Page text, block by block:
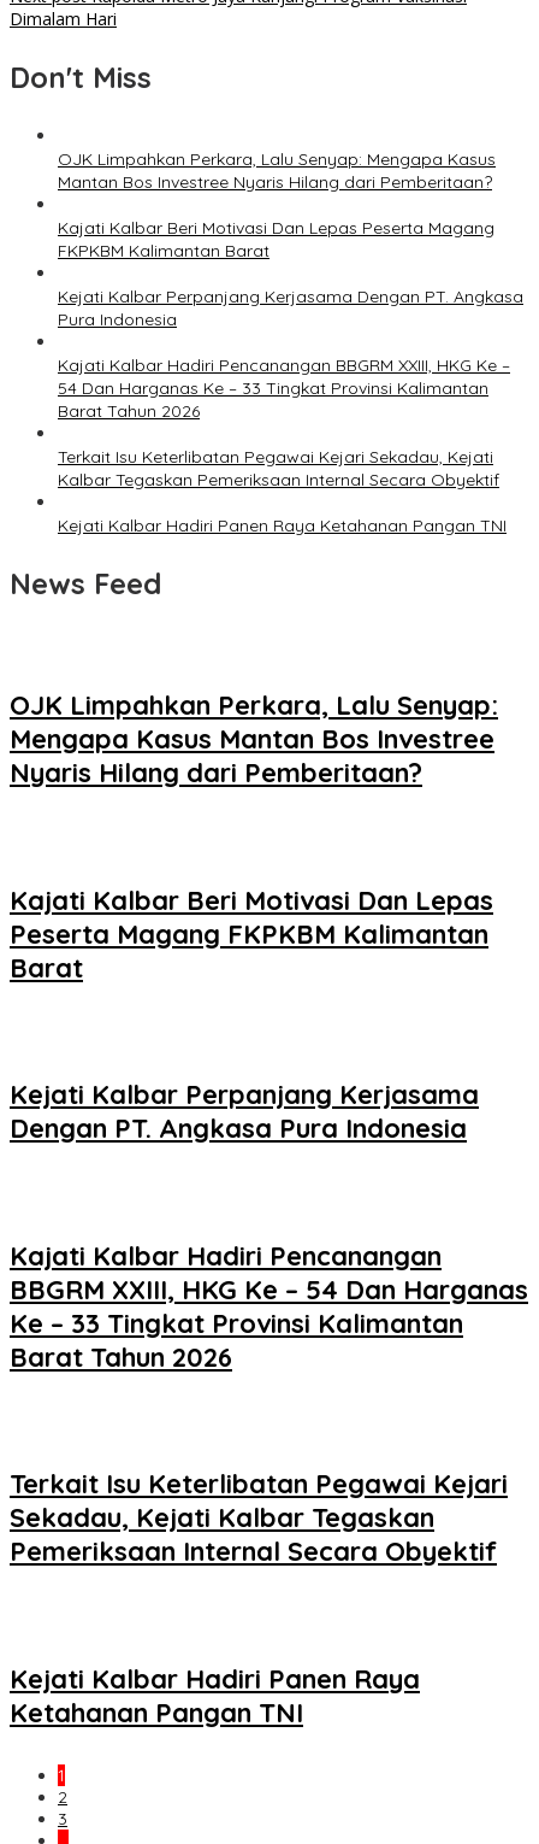
Dimalam Hari
Don't Miss
OJK Limpahkan Perkara, Lalu Senyap: Mengapa Kasus
Mantan Bos Investree Nyaris Hilang dari Pemberitaan?
Kajati Kalbar Beri Motivasi Dan Lepas Peserta Magang
FKPKBM Kalimantan Barat
Kejati Kalbar Perpanjang Kerjasama Dengan PT. Angkasa
Pura Indonesia
Kajati Kalbar Hadiri Pencanangan BBGRM XXIII, HKG Ke –
54 Dan Harganas Ke – 33 Tingkat Provinsi Kalimantan
Barat Tahun 2026
Terkait Isu Keterlibatan Pegawai Kejari Sekadau, Kejati
Kalbar Tegaskan Pemeriksaan Internal Secara Obyektif
Kejati Kalbar Hadiri Panen Raya Ketahanan Pangan TNI
News Feed
OJK Limpahkan Perkara, Lalu Senyap:
Mengapa Kasus Mantan Bos Investree
Nyaris Hilang dari Pemberitaan?
Kajati Kalbar Beri Motivasi Dan Lepas
Peserta Magang FKPKBM Kalimantan
Barat
Kejati Kalbar Perpanjang Kerjasama
Dengan PT. Angkasa Pura Indonesia
Kajati Kalbar Hadiri Pencanangan
BBGRM XXIII, HKG Ke – 54 Dan Harganas
Ke – 33 Tingkat Provinsi Kalimantan
Barat Tahun 2026
Terkait Isu Keterlibatan Pegawai Kejari
Sekadau, Kejati Kalbar Tegaskan
Pemeriksaan Internal Secara Obyektif
Kejati Kalbar Hadiri Panen Raya
Ketahanan Pangan TNI
1
2
3